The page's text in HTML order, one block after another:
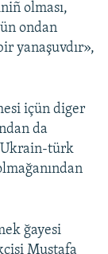
olması,
ondan
yanaşuvdır»,
içün diger
da
Ukrain-türk
ğayesi
Mustafa